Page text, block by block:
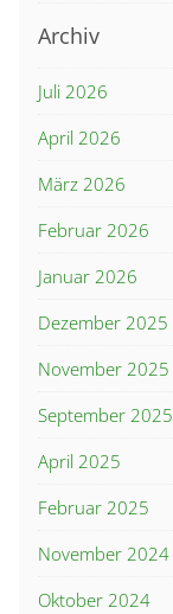
Archiv
Juli 2026
April 2026
März 2026
Februar 2026
Januar 2026
Dezember 2025
November 2025
September 2025
April 2025
Februar 2025
November 2024
Oktober 2024